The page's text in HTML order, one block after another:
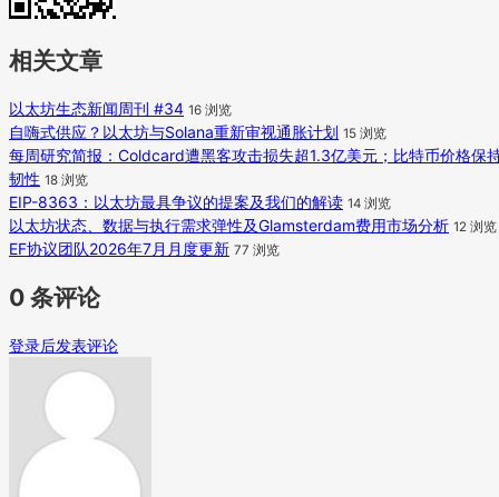
相关文章
以太坊生态新闻周刊 #34 16 浏览
自嗨式供应？以太坊与Solana重新审视通胀计划 15 浏览
每周研究简报：Coldcard遭黑客攻击损失超1.3亿美元；比特币价格保
韧性 18 浏览
EIP-8363：以太坊最具争议的提案及我们的解读 14 浏览
以太坊状态、数据与执行需求弹性及Glamsterdam费用市场分析 12 浏览
EF协议团队2026年7月月度更新 77 浏览
0 条评论
登录后发表评论